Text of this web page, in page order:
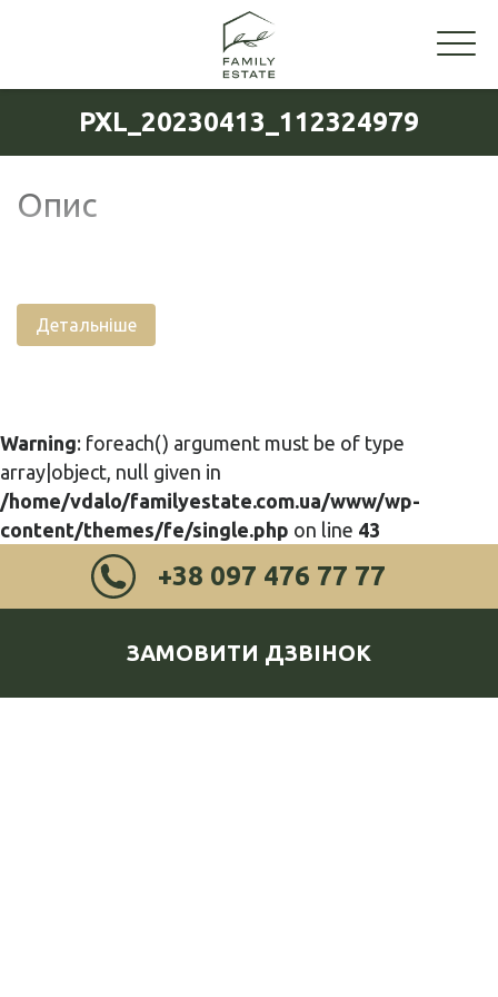
PXL_20230413_112324979
Опис
Детальніше
Warning: foreach() argument must be of type
array|object, null given in
/home/vdalo/familyestate.com.ua/www/wp-
content/themes/fe/single.php on line 43
+38 097 476 77 77
ЗАМОВИТИ ДЗВІНОК